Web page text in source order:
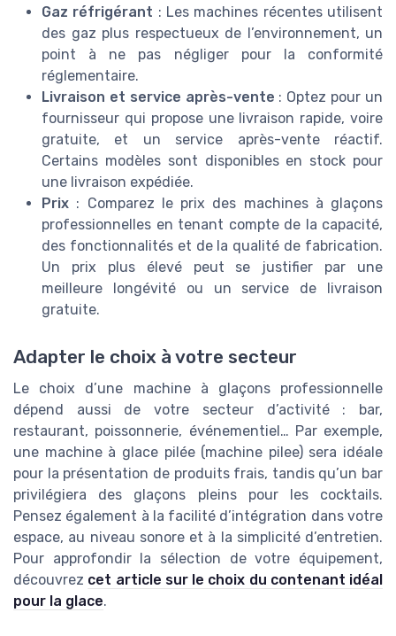
Gaz réfrigérant : Les machines récentes utilisent
des gaz plus respectueux de l’environnement, un
point à ne pas négliger pour la conformité
réglementaire.
Livraison et service après-vente : Optez pour un
fournisseur qui propose une livraison rapide, voire
gratuite, et un service après-vente réactif.
Certains modèles sont disponibles en stock pour
une livraison expédiée.
Prix : Comparez le prix des machines à glaçons
professionnelles en tenant compte de la capacité,
des fonctionnalités et de la qualité de fabrication.
Un prix plus élevé peut se justifier par une
meilleure longévité ou un service de livraison
gratuite.
Adapter le choix à votre secteur
Le choix d’une machine à glaçons professionnelle
dépend aussi de votre secteur d’activité : bar,
restaurant, poissonnerie, événementiel… Par exemple,
une machine à glace pilée (machine pilee) sera idéale
pour la présentation de produits frais, tandis qu’un bar
privilégiera des glaçons pleins pour les cocktails.
Pensez également à la facilité d’intégration dans votre
espace, au niveau sonore et à la simplicité d’entretien.
Pour approfondir la sélection de votre équipement,
découvrez cet article sur le choix du contenant idéal
pour la glace.